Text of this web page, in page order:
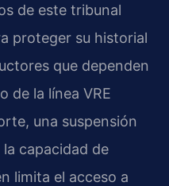
de este tribunal
proteger su historial
que dependen
de la línea VRE
una suspensión
capacidad de
limita el acceso a